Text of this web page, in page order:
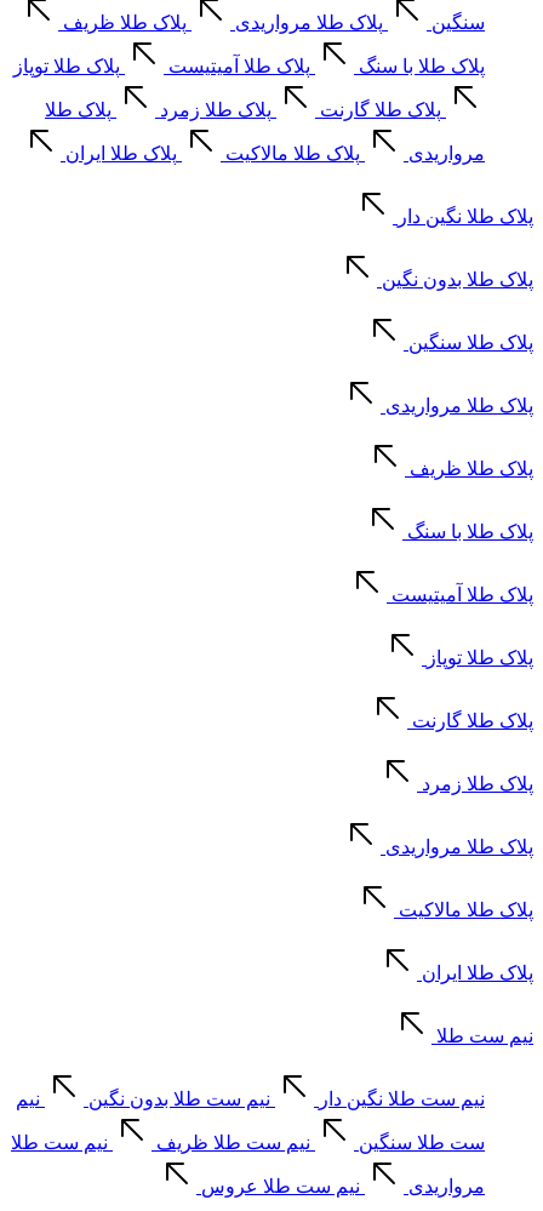
سنگین پلاک طلا مرواریدی پلاک طلا ظریف
پلاک طلا با سنگ پلاک طلا آمیتیست پلاک طلا توپاز
پلاک طلا گارنت پلاک طلا زمرد پلاک طلا
مرواریدی پلاک طلا مالاکیت پلاک طلا ایران
پلاک طلا نگین دار
پلاک طلا بدون نگین
پلاک طلا سنگین
پلاک طلا مرواریدی
پلاک طلا ظریف
پلاک طلا با سنگ
پلاک طلا آمیتیست
پلاک طلا توپاز
پلاک طلا گارنت
پلاک طلا زمرد
پلاک طلا مرواریدی
پلاک طلا مالاکیت
پلاک طلا ایران
نیم ست طلا
نیم ست طلا نگین دار نیم ست طلا بدون نگین نیم
ست طلا سنگین نیم ست طلا ظریف نیم ست طلا
مرواریدی نیم ست طلا عروس